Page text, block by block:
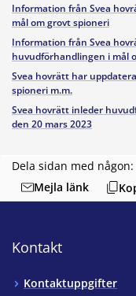
Dela sidan med någon:
Mejla länk
Information från Svea
mål om grovt spioneri
Information från Svea
huvudförhandlingen i mål
Svea hovrätt har
spioneri m.m.
Svea hovrätt inleder
den 20 mars 2023
Kontakt
Kontaktuppgifter